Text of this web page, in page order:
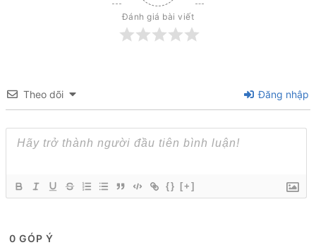
Đánh giá bài viết
Theo dõi Đăng nhập
{} [+]
0 GÓP Ý